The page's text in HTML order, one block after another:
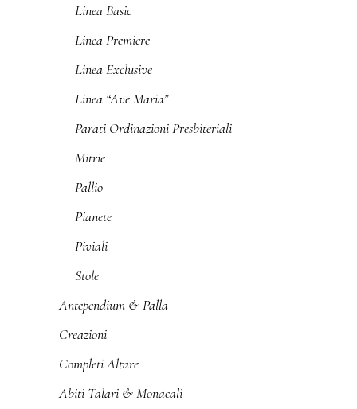
Linea Basic
Linea Premiere
Linea Exclusive
Linea “Ave Maria”
Parati Ordinazioni Presbiteriali
Mitrie
Pallio
Pianete
Piviali
Stole
Antependium & Palla
Creazioni
Completi Altare
Abiti Talari & Monacali